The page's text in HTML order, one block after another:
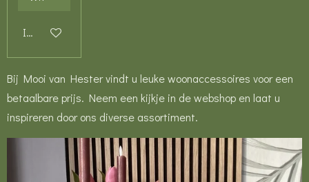
In winkelwagen
Bij Mooi van Hester vindt u leuke woonaccessoires voor een
betaalbare prijs. Neem een kijkje in de webshop en laat u
inspireren door ons diverse assortiment.